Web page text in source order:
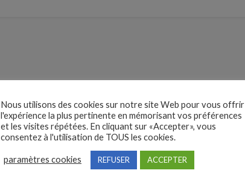
Nous utilisons des cookies sur notre site Web pour vous offrir
l'expérience la plus pertinente en mémorisant vos préférences
et les visites répétées. En cliquant sur «Accepter», vous
consentez à l'utilisation de TOUS les cookies.
paramètres cookies REFUSER ACCEPTER